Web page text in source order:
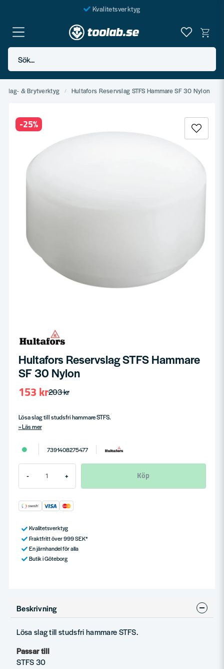
Kvalitetsverktyg
Fraktfritt över 999 SEK*
En järnhandel för alla
Sök...
Slag- & Brytverktyg Hultafors Reservslag STFS Hammare SF 30 Nylon
-25%
Hultafors Reservslag STFS Hammare
SF 30 Nylon
203 kr
153 kr
Lösa slag till studsfri hammare STFS.
Läs mer
7391408275477
- + Köp
Kvalitetsverktyg
Fraktfritt över 999 SEK*
En järnhandel för alla
Butik i Göteborg
Beskrivning
Lösa slag till studsfri hammare STFS.
Passar till
STFS 30